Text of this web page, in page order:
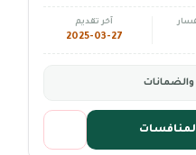
آخر تقديم
2025-03-27